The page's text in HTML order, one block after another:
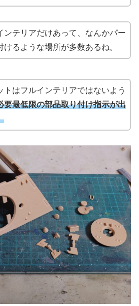
ンテリアだけあって、なんかパー
けるような場所が多数あるね。
トはフルインテリアではないよう
要最低限の部品取り付け指示が出